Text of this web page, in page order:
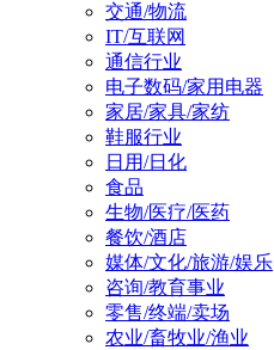
交通/物流
IT/互联网
通信行业
电子数码/家用电器
家居/家具/家纺
鞋服行业
日用/日化
食品
生物/医疗/医药
餐饮/酒店
媒体/文化/旅游/娱乐
咨询/教育事业
零售/终端/卖场
农业/畜牧业/渔业